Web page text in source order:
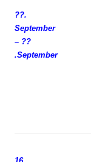
??.
September
– ??
.September